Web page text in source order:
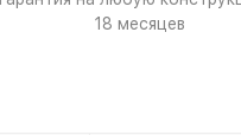
18 месяцев